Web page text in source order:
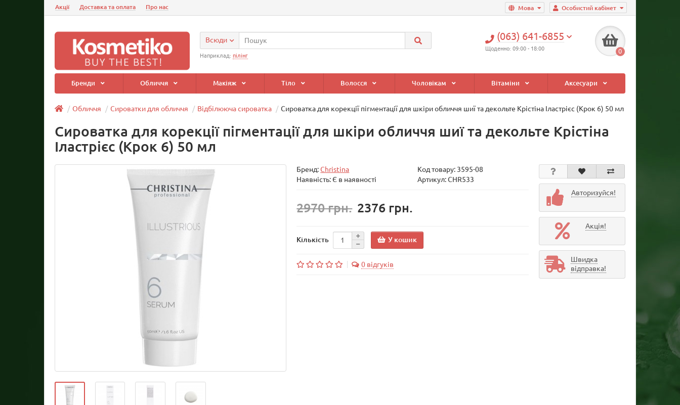
Особистий кабінет
Мова
Акції Доставка та оплата Про нас
(063) 641-6855
Щоденно: 09:00 - 18:00 0
Всюди
Наприклад: пілінг
Бренди Обличчя Макіяж Тіло Волосся Чоловікам Вітаміни Аксесуари
Обличчя Сироватки для обличчя Відбілююча сироватка Сироватка для корекції пігментації для шкіри обличчя шиї та декольте Крістіна Іластрієс (Крок 6) 50 мл
Сироватка для корекції пігментації для шкіри обличчя шиї та декольте Крістіна
Іластрієс (Крок 6) 50 мл
Бренд:Christina Код товару: 3595-08
Наявність: Є в наявності
Артикул: CHR533
2970 грн. 2376 грн.
Кількість У кошик
0 відгуків
Авторизуйся!
Акція!
Швидка
відправка!